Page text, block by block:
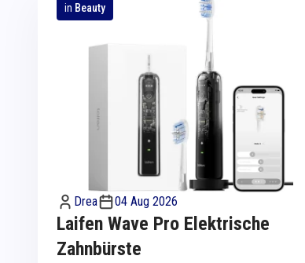
in Beauty
Drea 04 Aug 2026
Laifen Wave Pro Elektrische
Zahnbürste